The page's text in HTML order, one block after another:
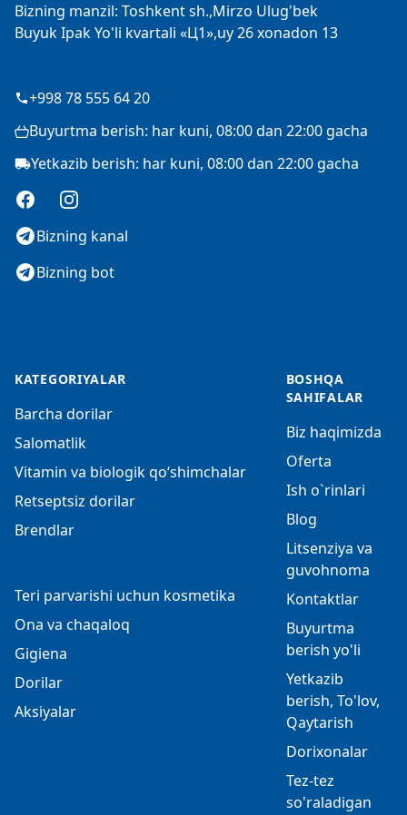
Bizning manzil: Toshkent sh.,Mirzo Ulug'bek
Buyuk Ipak Yo'li kvartali «Ц1»,uy 26 xonadon 13
+998 78 555 64 20
Buyurtma berish: har kuni, 08:00 dan 22:00 gacha
Yetkazib berish: har kuni, 08:00 dan 22:00 gacha
FacebookInstagram
Bizning kanal
Bizning bot
KATEGORIYALAR
Barcha dorilar
Salomatlik
Vitamin va biologik qo‘shimchalar
Retseptsiz dorilar
Brendlar
Teri parvarishi uchun kosmetika
Ona va chaqaloq
Gigiena
Dorilar
Aksiyalar
BOSHQA
SAHIFALAR
Biz haqimizda
Oferta
Ish o`rinlari
Blog
Litsenziya va
guvohnoma
Kontaktlar
Buyurtma
berish yo'li
Yetkazib
berish, To'lov,
Qaytarish
Dorixonalar
Tez-tez
so'raladigan